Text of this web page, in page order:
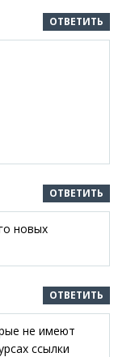
ОТВЕТИТЬ
ОТВЕТИТЬ
новых
ОТВЕТИТЬ
не имеют
ссылки